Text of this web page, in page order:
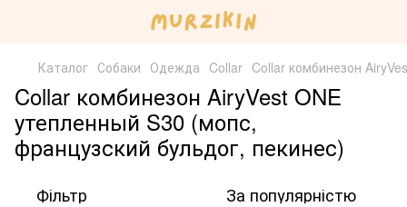
Каталог Собаки Одежда Collar Collar комбинезон
Collar комбинезон AiryVest ONE
утепленный S30 (мопс,
французский бульдог, пекинес)
Фільтр За популярністю